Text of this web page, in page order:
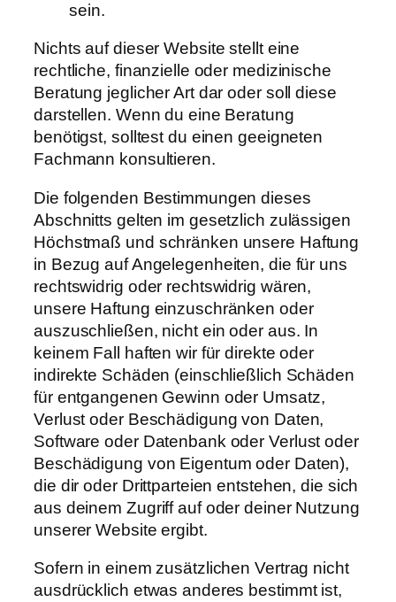
sein.
Nichts auf dieser Website stellt eine
rechtliche, finanzielle oder medizinische
Beratung jeglicher Art dar oder soll diese
darstellen. Wenn du eine Beratung
benötigst, solltest du einen geeigneten
Fachmann konsultieren.
Die folgenden Bestimmungen dieses
Abschnitts gelten im gesetzlich zulässigen
Höchstmaß und schränken unsere Haftung
in Bezug auf Angelegenheiten, die für uns
rechtswidrig oder rechtswidrig wären,
unsere Haftung einzuschränken oder
auszuschließen, nicht ein oder aus. In
keinem Fall haften wir für direkte oder
indirekte Schäden (einschließlich Schäden
für entgangenen Gewinn oder Umsatz,
Verlust oder Beschädigung von Daten,
Software oder Datenbank oder Verlust oder
Beschädigung von Eigentum oder Daten),
die dir oder Drittparteien entstehen, die sich
aus deinem Zugriff auf oder deiner Nutzung
unserer Website ergibt.
Sofern in einem zusätzlichen Vertrag nicht
ausdrücklich etwas anderes bestimmt ist,